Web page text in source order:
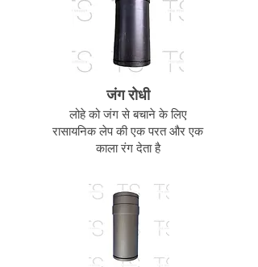
जंग रोधी
लोहे को जंग से बचाने के लिए
रासायनिक लेप की एक परत और एक
काला रंग देता है